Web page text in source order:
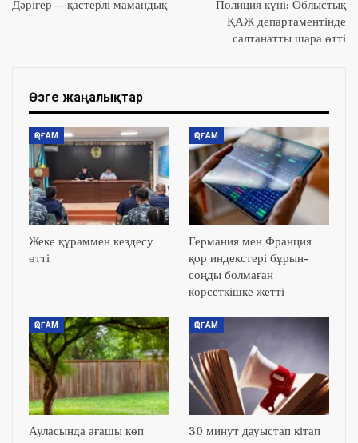
Дәрігер — қастерлі мамандық
Полиция күні: Облыстық
ҚАЖ департаментінде
салтанатты шара өтті
Өзге жаңалықтар
ҚОҒАМ
Жеке құраммен кездесу
өтті
ҚОҒАМ
Германия мен Франция
қор индекстері бұрын-
соңды болмаған
көрсеткішке жетті
ҚОҒАМ
Ауласында ағашы көп
ҚОҒАМ
30 минут дауыстап кітап